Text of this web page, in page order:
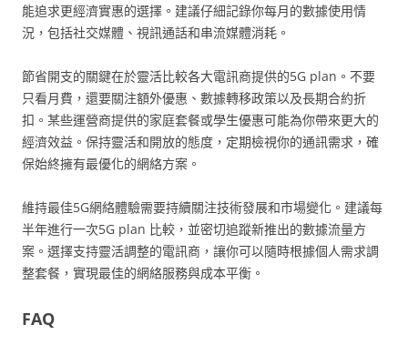
能追求更經濟實惠的選擇。建議仔細記錄你每月的數據使用情
況，包括社交媒體、視訊通話和串流媒體消耗。
節省開支的關鍵在於靈活比較各大電訊商提供的5G plan。不要
只看月費，還要關注額外優惠、數據轉移政策以及長期合約折
扣。某些運營商提供的家庭套餐或學生優惠可能為你帶來更大的
經濟效益。保持靈活和開放的態度，定期檢視你的通訊需求，確
保始終擁有最優化的網絡方案。
維持最佳5G網絡體驗需要持續關注技術發展和市場變化。建議每
半年進行一次5G plan 比較，並密切追蹤新推出的數據流量方
案。選擇支持靈活調整的電訊商，讓你可以隨時根據個人需求調
整套餐，實現最佳的網絡服務與成本平衡。
FAQ